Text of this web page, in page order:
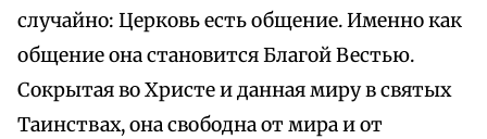
случайно: Церковь есть общение. Именно как
общение она становится Благой Вестью.
Сокрытая во Христе и данная миру в святых
Таинствах, она свободна от мира и от